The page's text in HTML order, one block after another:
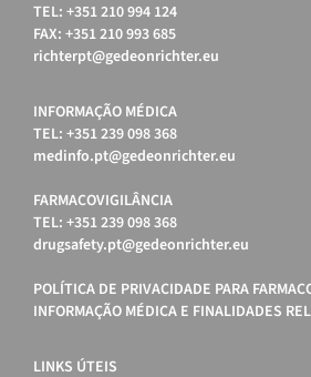
TEL: +351 210 994 124
FAX: +351 210 993 685
richterpt@gedeonrichter.eu
INFORMAÇÃO MÉDICA
TEL: +351 239 098 368
medinfo.pt@gedeonrichter.eu
FARMACOVIGILÂNCIA
TEL: +351 239 098 368
drugsafety.pt@gedeonrichter.eu
POLÍTICA DE PRIVACIDADE PARA
INFORMAÇÃO MÉDICA E FINALIDADES
LINKS ÚTEIS